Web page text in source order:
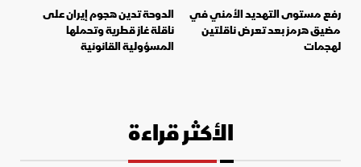
رفع مستوى التهديد الأمني ​​في
مضيق هرمز بعد تعرض ناقلتين
لهجمات
الدوحة تدين هجوم إيران على
ناقلة غاز قطرية وتحملها
المسؤولية القانونية
الأكثر قراءة